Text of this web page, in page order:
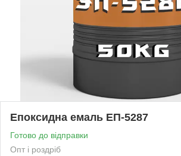
Епоксидна емаль ЕП-5287
Готово до відправки
Опт і роздріб